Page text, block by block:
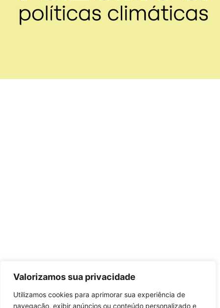
Valorizamos sua privacidade
Utilizamos cookies para aprimorar sua experiência de
navegação, exibir anúncios ou conteúdo personalizado e